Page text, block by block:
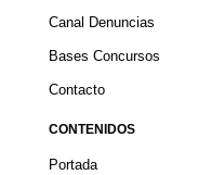
Canal Denuncias
Bases Concursos
Contacto
CONTENIDOS
Portada